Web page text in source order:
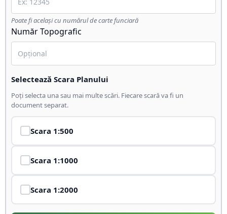
Poate fi același cu numărul de carte funciară
Număr Topografic
Selectează Scara Planului
Poți selecta una sau mai multe scări. Fiecare scară va fi un
document separat.
Scara 1:500
Scara 1:1000
Scara 1:2000